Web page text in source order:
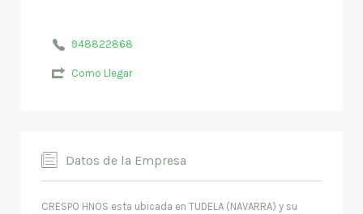
948822868
Como Llegar
Datos de la Empresa
CRESPO HNOS esta ubicada en TUDELA (NAVARRA) y su